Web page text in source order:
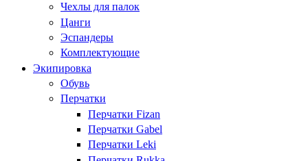
Чехлы для палок
Цанги
Эспандеры
Комплектующие
Экипировка
Обувь
Перчатки
Перчатки Fizan
Перчатки Gabel
Перчатки Leki